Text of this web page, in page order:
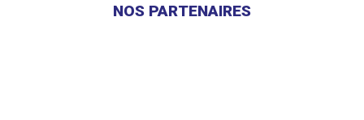
NOS PARTENAIRES